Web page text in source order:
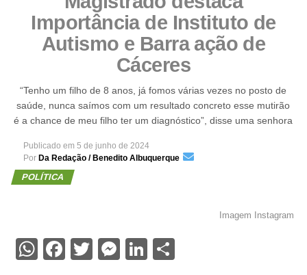
Importância de Instituto de
Autismo e Barra ação de
Cáceres
“Tenho um filho de 8 anos, já fomos várias vezes no posto de
saúde, nunca saímos com um resultado concreto esse mutirão
é a chance de meu filho ter um diagnóstico”, disse uma senhora
Publicado em 5 de junho de 2024
Por Da Redação / Benedito Albuquerque
POLÍTICA
Imagem Instagram
WhatsApp
Facebook
Twitter
Messenger
LinkedIn
Share